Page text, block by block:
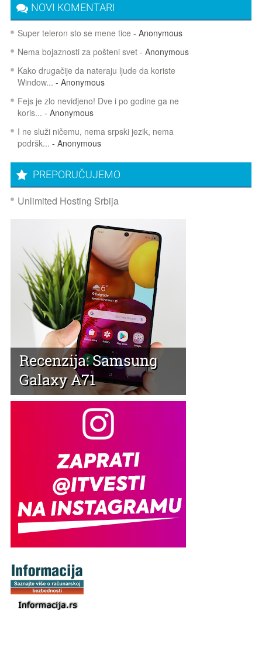
NOVI KOMENTARI
Super teleron sto se mene tice - Anonymous
Nema bojaznosti za pošteni svet- Anonymous
Kako drugačije da nateraju ljude da koriste
Window... - Anonymous
Fejs je zlo nevidjeno! Dve i po godine ga ne
koris... - Anonymous
I ne služi ničemu, nema srpski jezik, nema
podršk... - Anonymous
PREPORUČUJEMO
Unlimited Hosting Srbija
Recenzija: Samsung
Galaxy A71